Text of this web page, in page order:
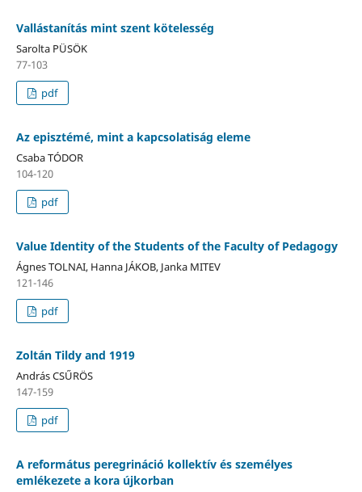
Vallástanítás mint szent kötelesség
Sarolta PÜSÖK
77-103
pdf
Az episztémé, mint a kapcsolatiság eleme
Csaba TÓDOR
104-120
pdf
Value Identity of the Students of the Faculty of Pedagogy
Ágnes TOLNAI, Hanna JÁKOB, Janka MITEV
121-146
pdf
Zoltán Tildy and 1919
András CSŰRÖS
147-159
pdf
A református peregrináció kollektív és személyes
emlékezete a kora újkorban